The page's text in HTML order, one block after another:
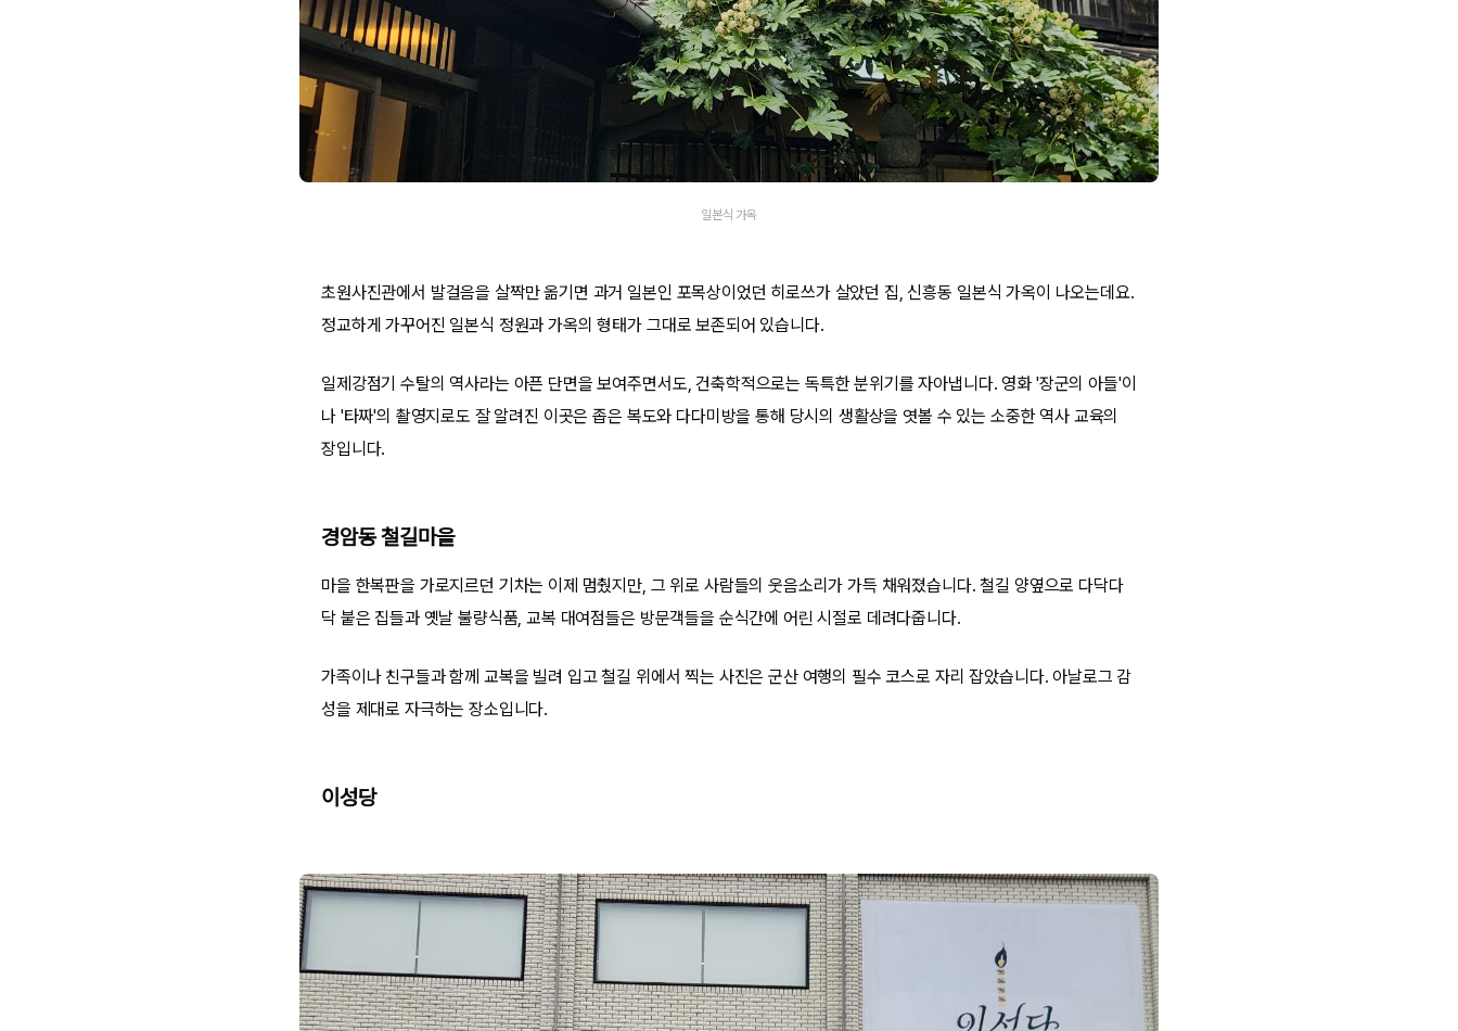
일본식 가옥
초원사진관에서 발걸음을 살짝만 옮기면 과거 일본인 포목상이었던 히로쓰가 살았던 집, 신흥동 일본식 가옥이 나오는데요.
정교하게 가꾸어진 일본식 정원과 가옥의 형태가 그대로 보존되어 있습니다.
일제강점기 수탈의 역사라는 아픈 단면을 보여주면서도, 건축학적으로는 독특한 분위기를 자아냅니다. 영화 '장군의 아들'이
나 '타짜'의 촬영지로도 잘 알려진 이곳은 좁은 복도와 다다미방을 통해 당시의 생활상을 엿볼 수 있는 소중한 역사 교육의
장입니다.
경암동 철길마을
마을 한복판을 가로지르던 기차는 이제 멈췄지만, 그 위로 사람들의 웃음소리가 가득 채워졌습니다. 철길 양옆으로 다닥다
닥 붙은 집들과 옛날 불량식품, 교복 대여점들은 방문객들을 순식간에 어린 시절로 데려다줍니다.
가족이나 친구들과 함께 교복을 빌려 입고 철길 위에서 찍는 사진은 군산 여행의 필수 코스로 자리 잡았습니다. 아날로그 감
성을 제대로 자극하는 장소입니다.
이성당